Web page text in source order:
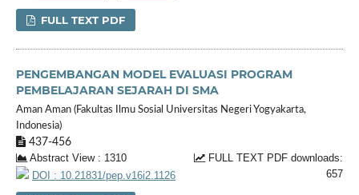
FULL TEXT PDF
PENGEMBANGAN MODEL EVALUASI PROGRAM
PEMBELAJARAN SEJARAH DI SMA
Aman Aman (Fakultas Ilmu Sosial Universitas Negeri Yogyakarta,
Indonesia)
437-456
Abstract View : 1310
FULL TEXT PDF downloads:
657
DOI : 10.21831/pep.v16i2.1126